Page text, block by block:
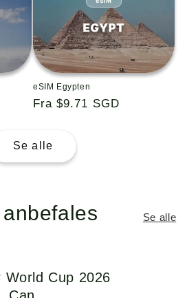
eSIM Egypten
Almindelig
Fra $9.71 SGD
Se alle
Se alle
Cup 2026